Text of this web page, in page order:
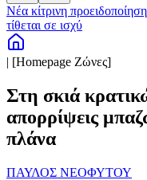
Νέα κίτρινη
τίθεται σε ισχύ
| [Homepage Ζώνες]
Στη σκιά
απορρίψεις
πλάνα
ΠΑΥΛΟΣ ΝΕΟΦΥΤΟΥ